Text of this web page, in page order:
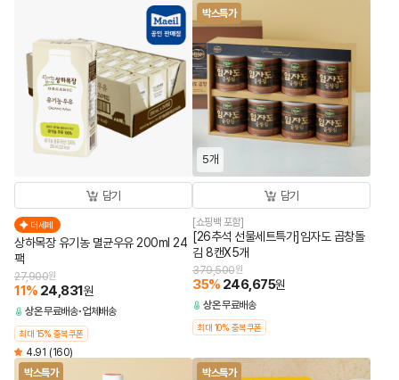
담기
더세페
상하목장 유기농 멸균우유 200ml 24
팩
27,900원
11% 24,831원
상온무료배송 업체배송
최대 15% 중복쿠폰
4.91 (160)
박스특가
5개
담기
[쇼핑백 포함]
[26추석 선물세트특가]임자도 곱창돌
김 8캔X5개
379,500원
35% 246,675원
상온무료배송
최대 10% 중복쿠폰
박스특가 박스특가